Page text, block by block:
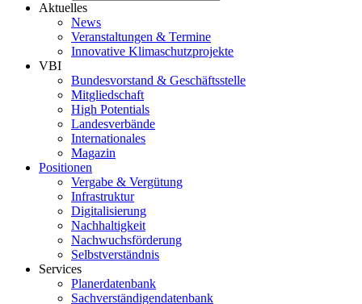
Aktuelles
News
Veranstaltungen & Termine
Innovative Klimaschutzprojekte
VBI
Bundesvorstand & Geschäftsstelle
Mitgliedschaft
High Potentials
Landesverbände
Internationales
Magazin
Positionen
Vergabe & Vergütung
Infrastruktur
Digitalisierung
Nachhaltigkeit
Nachwuchsförderung
Selbstverständnis
Services
Planerdatenbank
Sachverständigendatenbank